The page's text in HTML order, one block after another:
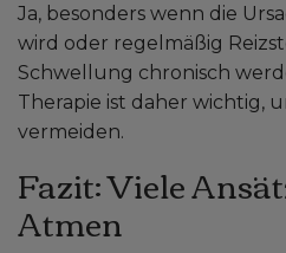
Ja, besonders wenn die
wird oder regelmäßig
Schwellung chronisch
Therapie ist daher wichtig,
vermeiden.
Fazit: Viele
Atmen